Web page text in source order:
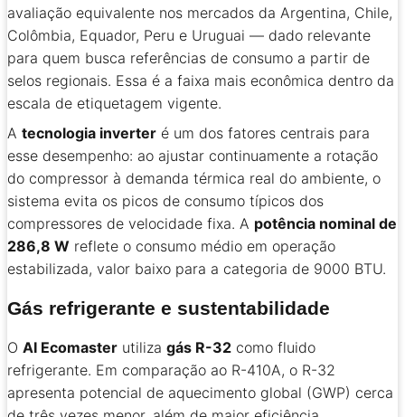
avaliação equivalente nos mercados da Argentina, Chile,
Colômbia, Equador, Peru e Uruguai — dado relevante
para quem busca referências de consumo a partir de
selos regionais. Essa é a faixa mais econômica dentro da
escala de etiquetagem vigente.
A tecnologia inverter é um dos fatores centrais para
esse desempenho: ao ajustar continuamente a rotação
do compressor à demanda térmica real do ambiente, o
sistema evita os picos de consumo típicos dos
compressores de velocidade fixa. A potência nominal de
286,8 W reflete o consumo médio em operação
estabilizada, valor baixo para a categoria de 9000 BTU.
Gás refrigerante e sustentabilidade
O AI Ecomaster utiliza gás R-32 como fluido
refrigerante. Em comparação ao R-410A, o R-32
apresenta potencial de aquecimento global (GWP) cerca